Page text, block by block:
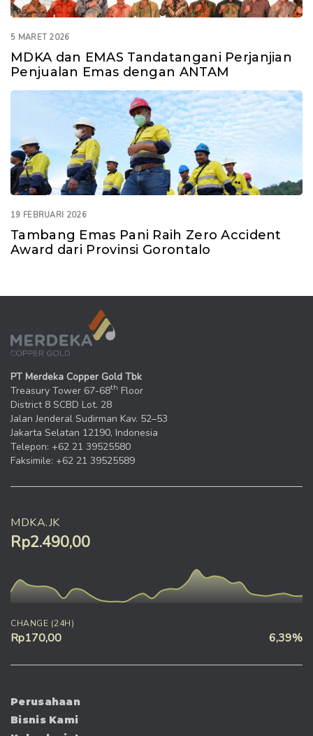
5 MARET 2026
MDKA dan EMAS Tandatangani Perjanjian
Penjualan Emas dengan ANTAM
19 FEBRUARI 2026
Tambang Emas Pani Raih Zero Accident
Award dari Provinsi Gorontalo
PT Merdeka Copper Gold Tbk
Treasury Tower 67-68th Floor
District 8 SCBD Lot. 28
Jalan Jenderal Sudirman Kav. 52–53
Jakarta Selatan 12190, Indonesia
Telepon: +62 21 39525580
Faksimile: +62 21 39525589
MDKA.JK
Rp2.490,00
CHANGE (24H)
Rp170,00 6,39%
Perusahaan
Bisnis Kami